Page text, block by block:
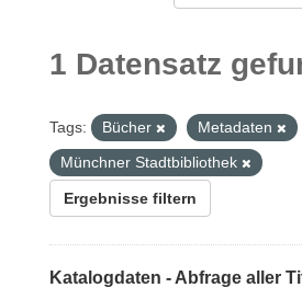
1 Datensatz
Tags: Bücher Metadaten
Münchner Stadtbibliothek
Ergebnisse filtern
Katalogdaten - Abfrage aller